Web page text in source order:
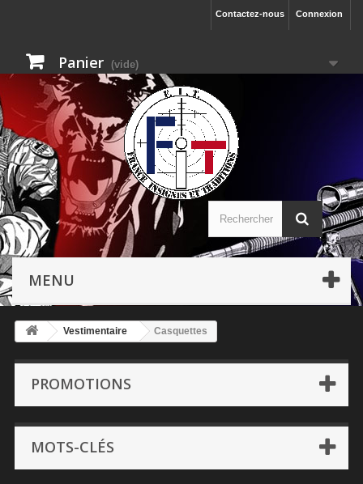
Connexion
Contactez-nous
Panier (vide)
MENU
Vestimentaire Casquettes
PROMOTIONS
MOTS-CLÉS